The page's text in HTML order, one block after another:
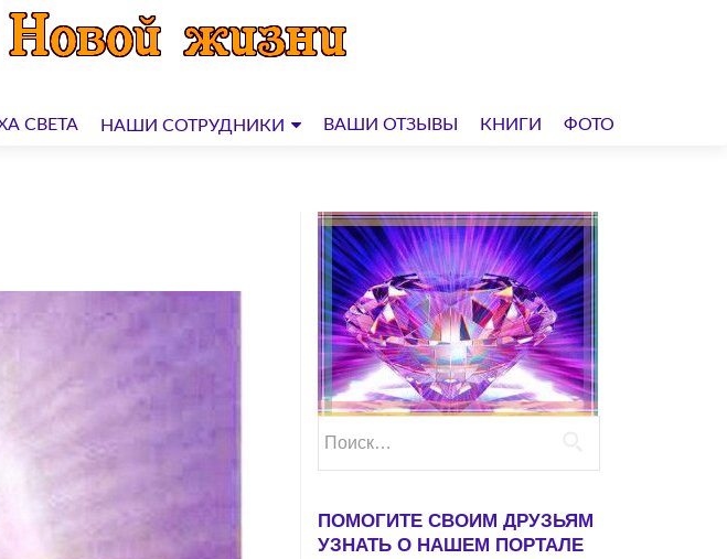
СВЕТА НАШИ СОТРУДНИКИ ВАШИ ОТЗЫВЫ КНИГИ ФОТО
ПОМОГИТЕ СВОИМ ДРУЗЬЯМ
УЗНАТЬ О НАШЕМ ПОРТАЛЕ